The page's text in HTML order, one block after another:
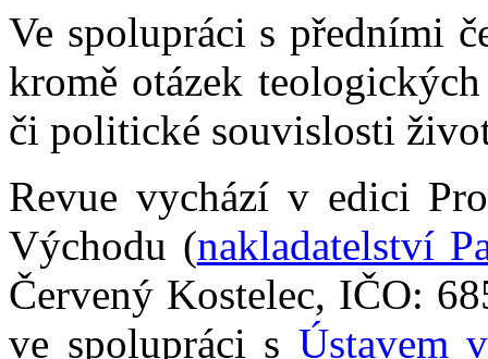
Ve spolupráci s předními
kromě otázek
či politické souvislosti
Revue vychází v edici
Východu (nakladatelství
Červený Kostelec, IČO:
ve spolupráci s Ústavem